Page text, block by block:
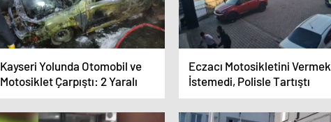
Kayseri Yolunda Otomobil ve
Motosiklet Çarpıştı: 2 Yaralı
Eczacı Motosikletini Vermek
İstemedi, Polisle Tartıştı